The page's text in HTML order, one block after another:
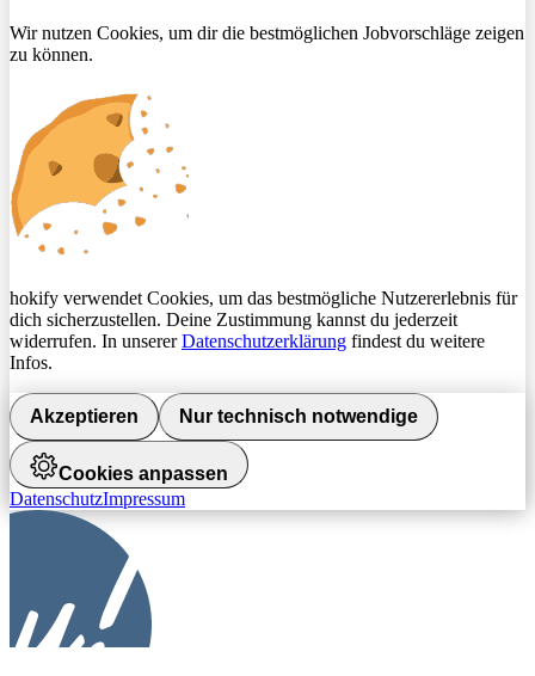
Wir nutzen Cookies, um dir die bestmöglichen Jobvorschläge zeigen
zu können.
hokify verwendet Cookies, um das bestmögliche Nutzererlebnis für
dich sicherzustellen. Deine Zustimmung kannst du jederzeit
widerrufen. In unsererDatenschutzerklärung findest du weitere
Infos.
Akzeptieren Nur technisch notwendige
Cookies anpassen
DatenschutzImpressum